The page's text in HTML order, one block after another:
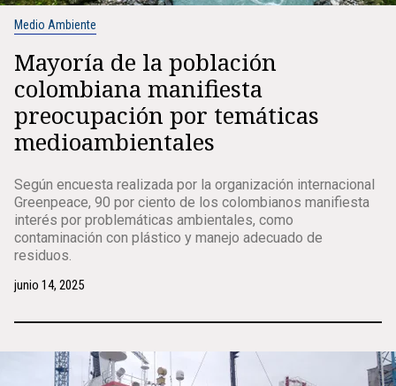
Medio Ambiente
Mayoría de la población
colombiana manifiesta
preocupación por temáticas
medioambientales
Según encuesta realizada por la organización internacional
Greenpeace, 90 por ciento de los colombianos manifiesta
interés por problemáticas ambientales, como
contaminación con plástico y manejo adecuado de
residuos.
junio 14, 2025